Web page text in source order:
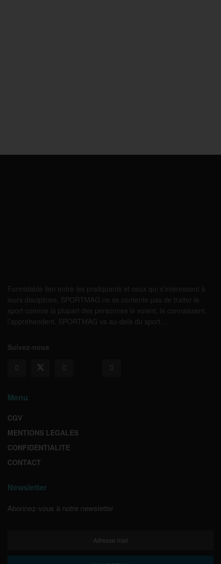
Formidable lien entre les pratiquants et ceux qui s’intéressent à
leurs disciplines, SPORTMAG ne se contente pas de traiter le
sport comme la plupart des personnes le voient, le connaissent,
l’appréhendent. SPORTMAG va au-delà du sport…
Suivez-nous
Menu
CGV
MENTIONS LEGALES
CONFIDENTIALITE
CONTACT
Newsletter
Abonnez-vous à notre newsletter